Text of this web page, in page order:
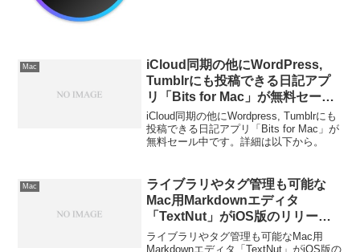
Mac
iCloud同期の他にWordPress,
Tumblrにも投稿できる日記アプ
リ「Bits for Mac」が無料セール
中。
iCloud同期の他にWordpress, Tumblrにも
投稿できる日記アプリ「Bits for Mac」が
無料セール中です。詳細は以下から。
Mac
ライブラリやタグ管理も可能な
Mac用Markdownエディタ
「TextNut」がiOS版のリリース
に伴い内課金制に。
ライブラリやタグ管理も可能なMac用
Markdownエディタ「TextNut」がiOS版の